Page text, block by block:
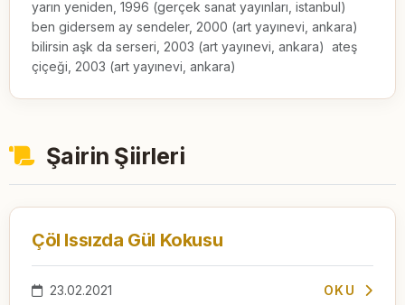
yarın yeniden, 1996 (gerçek sanat yayınları, istanbul)
ben gidersem ay sendeler, 2000 (art yayınevi, ankara)
bilirsin aşk da serseri, 2003 (art yayınevi, ankara)  ateş
çiçeği, 2003 (art yayınevi, ankara)
Şairin Şiirleri
Çöl Issızda Gül Kokusu
23.02.2021 OKU